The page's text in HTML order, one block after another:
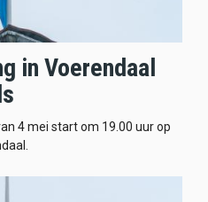
in Voerendaal
4 mei start om 19.00 uur op